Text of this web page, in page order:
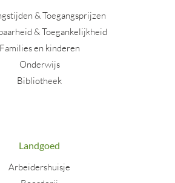
& Toegangsprijzen
& Toegankelijkheid
Families en kinderen
Onderwijs
Bibliotheek
Landgoed
Arbeidershuisje